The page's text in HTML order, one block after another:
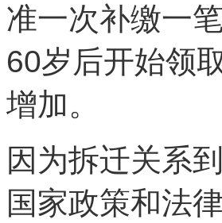
准一次补缴一
60岁后开始领
增加。
因为拆迁关系
国家政策和法